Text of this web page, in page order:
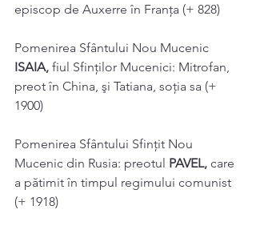
episcop de Auxerre în Franţa (+ 828)
Pomenirea Sfântului Nou Mucenic
ISAIA, fiul Sfinţilor Mucenici: Mitrofan,
preot în China, şi Tatiana, soţia sa (+
1900)
Pomenirea Sfântului Sfințit Nou
Mucenic din Rusia: preotul PAVEL, care
a pătimit în timpul regimului comunist
(+ 1918)